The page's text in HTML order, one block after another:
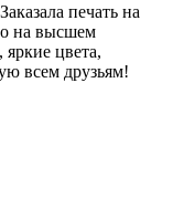
печать на
на высшем
цвета,
всем друзьям!